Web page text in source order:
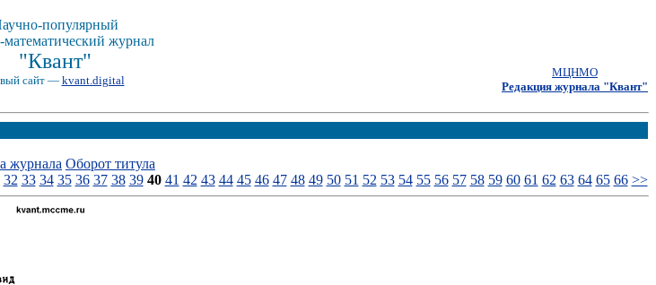
популярный
математический журнал
"Квант"
сайт — kvant.digital
МЦНМО
Редакция журнала "Квант"
журнала Оборот титула
32 33 34 35 36 37 38 39 40 41 42 43 44 45 46 47 48 49 50 51 52 53 54 55 56 57 58 59 60 61 62 63 64 65 66 >>